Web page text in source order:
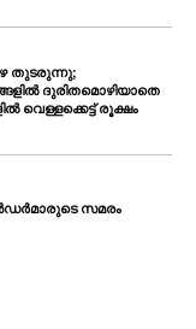
തുടരുന്നു;
ദുരിതമൊഴിയാതെ
വെള്ളക്കെട്ട് രൂക്ഷം
സമരം